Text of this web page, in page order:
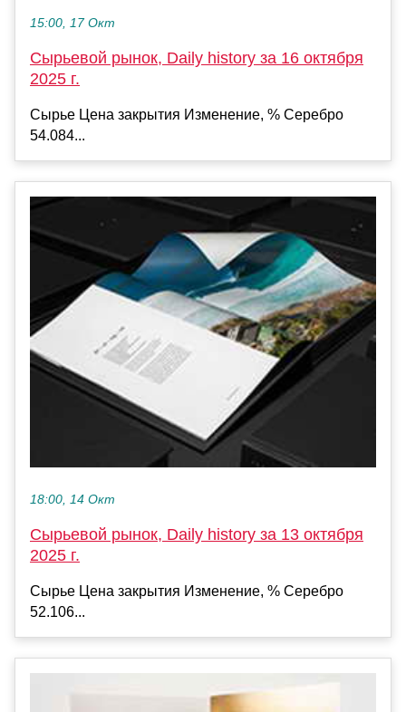
15:00, 17 Окт
Сырьевой рынок, Daily history за 16 октября
2025 г.
Сырье Цена закрытия Изменение, % Серебро
54.084...
18:00, 14 Окт
Сырьевой рынок, Daily history за 13 октября
2025 г.
Сырье Цена закрытия Изменение, % Серебро
52.106...